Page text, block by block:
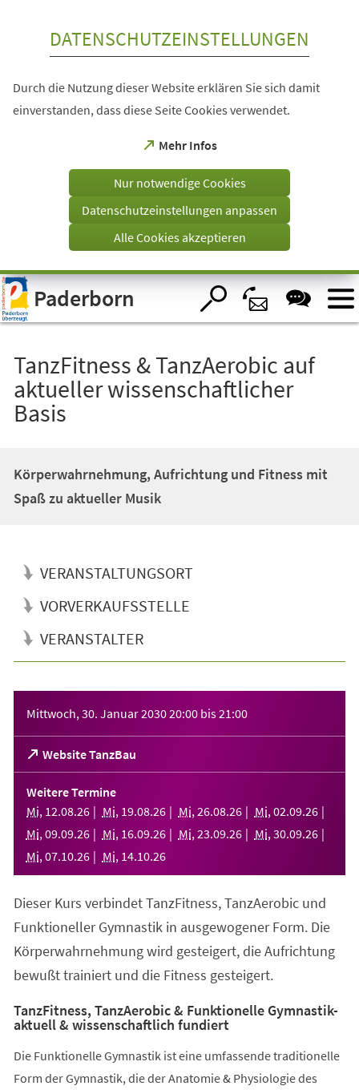
Visuelle
Assistenzsoftware
öffnen.
DATENSCHUTZEINSTELLUNGEN
Durch die Nutzung dieser Website erklären Sie sich damit
einverstanden, dass diese Seite Cookies verwendet.
Mehr Infos
(Öffnet
einem
Tab)
Nur notwendige Cookies
Datenschutzeinstellungen anpassen
Alle Cookies akzeptieren
Paderborn
TanzFitness & TanzAerobic auf
aktueller wissenschaftlicher
Basis
Körperwahrnehmung, Aufrichtung und Fitness mit
Spaß zu aktueller Musik
VERANSTALTUNGSORT
VORVERKAUFSSTELLE
VERANSTALTER
Mittwoch, 30. Januar 203020:00 bis21:00
Website TanzBau
(Öffnet
in
einem
neuen
Tab)
Weitere Termine
Mi, 12.08.26 Mi, 19.08.26 Mi, 26.08.26 Mi, 02.09.26
Mi, 09.09.26 Mi, 16.09.26 Mi, 23.09.26 Mi, 30.09.26
Mi, 07.10.26 Mi, 14.10.26
Dieser Kurs verbindet TanzFitness, TanzAerobic und
Funktioneller Gymnastik in ausgewogener Form. Die
Körperwahrnehmung wird gesteigert, die Aufrichtung
bewußt trainiert und die Fitness gesteigert.
TanzFitness, TanzAerobic & Funktionelle Gymnastik-
aktuell & wissenschaftlich fundiert
Die Funktionelle Gymnastik ist eine umfassende traditionelle
Form der Gymnastik, die der Anatomie & Physiologie des